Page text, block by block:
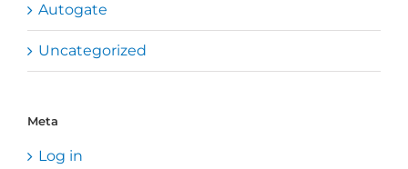
Autogate
Uncategorized
Meta
Log in